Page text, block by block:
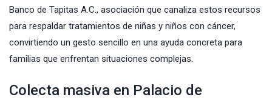
Banco de Tapitas A.C., asociación que canaliza estos recursos
para respaldar tratamientos de niñas y niños con cáncer,
convirtiendo un gesto sencillo en una ayuda concreta para
familias que enfrentan situaciones complejas.
Colecta masiva en Palacio de